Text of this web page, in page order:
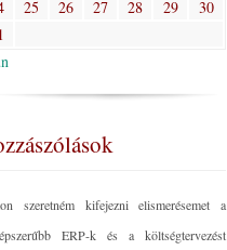
25 26 27 28 29
30
szeretném kifejezni elismerésemet a
ERP-k és a költségtervezést